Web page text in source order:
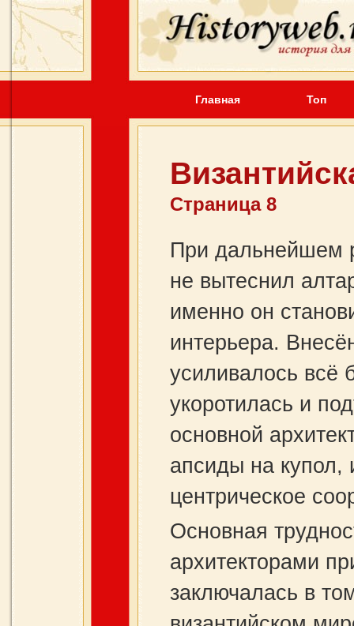
Главная Топ
Страница 8
При дальнейшем
не вытеснил
именно он
интерьера.
усиливалось всё
укоротилась и
основной
апсиды на купол,
центрическое
Основная
архитекторами
заключалась в